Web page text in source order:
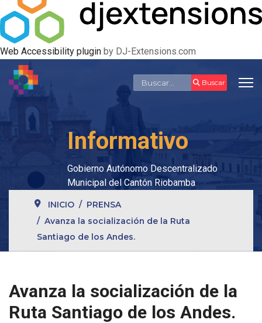
Web Accessibility plugin by DJ-Extensions.com
Buscar Buscar
Informativo
Gobierno Autónomo Descentralizado
Municipal del Cantón Riobamba
INICIO
PRENSA
Avanza la socialización de la Ruta
Santiago de los Andes.
Avanza la socialización de la
Ruta Santiago de los Andes.